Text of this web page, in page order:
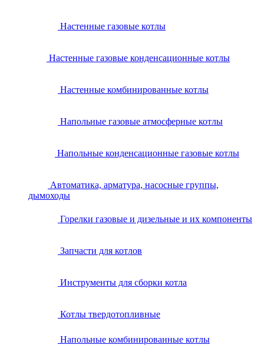
Настенные газовые котлы
Настенные газовые конденсационные котлы
Настенные комбинированные котлы
Напольные газовые атмосферные котлы
Напольные конденсационные газовые котлы
Автоматика, арматура, насосные группы,
дымоходы
Горелки газовые и дизельные и их компоненты
Запчасти для котлов
Инструменты для сборки котла
Котлы твердотопливные
Напольные комбинированные котлы